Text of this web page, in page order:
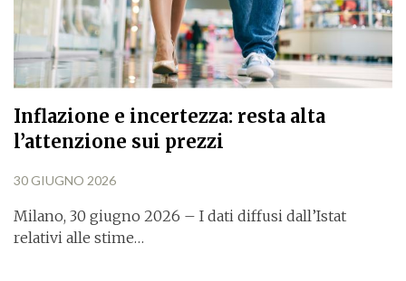
Inflazione e incertezza: resta alta
l’attenzione sui prezzi
30 GIUGNO 2026
Milano, 30 giugno 2026 – I dati diffusi dall’Istat
relativi alle stime…